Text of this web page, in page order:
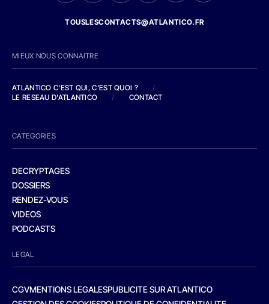
TOUSLESCONTACTS@ATLANTICO.FR
MIEUX NOUS CONNAITRE
ATLANTICO C'EST QUI, C'EST QUOI ?
/
LE RESEAU D'ATLANTICO
/ CONTACT
CATEGORIES
DECRYPTAGES
DOSSIERS
RENDEZ-VOUS
VIDEOS
PODCASTS
LEGAL
CGVMENTIONS LEGALESPUBLICITE SUR ATLANTICO